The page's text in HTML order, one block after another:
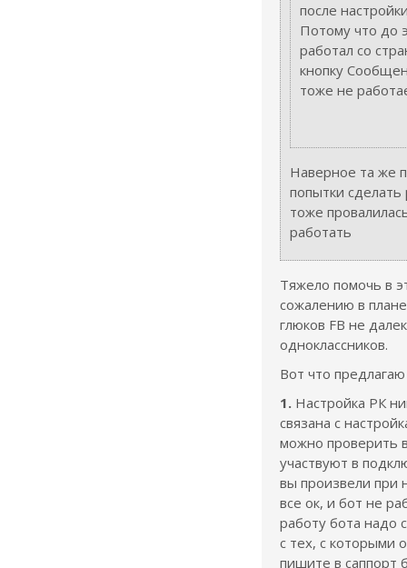
после
Потому что до
работал со
кнопку
тоже не
Наверное та же
попытки сделать
тоже
работать
Тяжело помочь в
сожалению в
глюков FB не
одноклассников.
Вот что
1. Настройка РК
связана с
можно проверить
участвуют в
вы произвели при
все ок, и бот не
работу бота надо
с тех, с которыми
пишите в саппорт